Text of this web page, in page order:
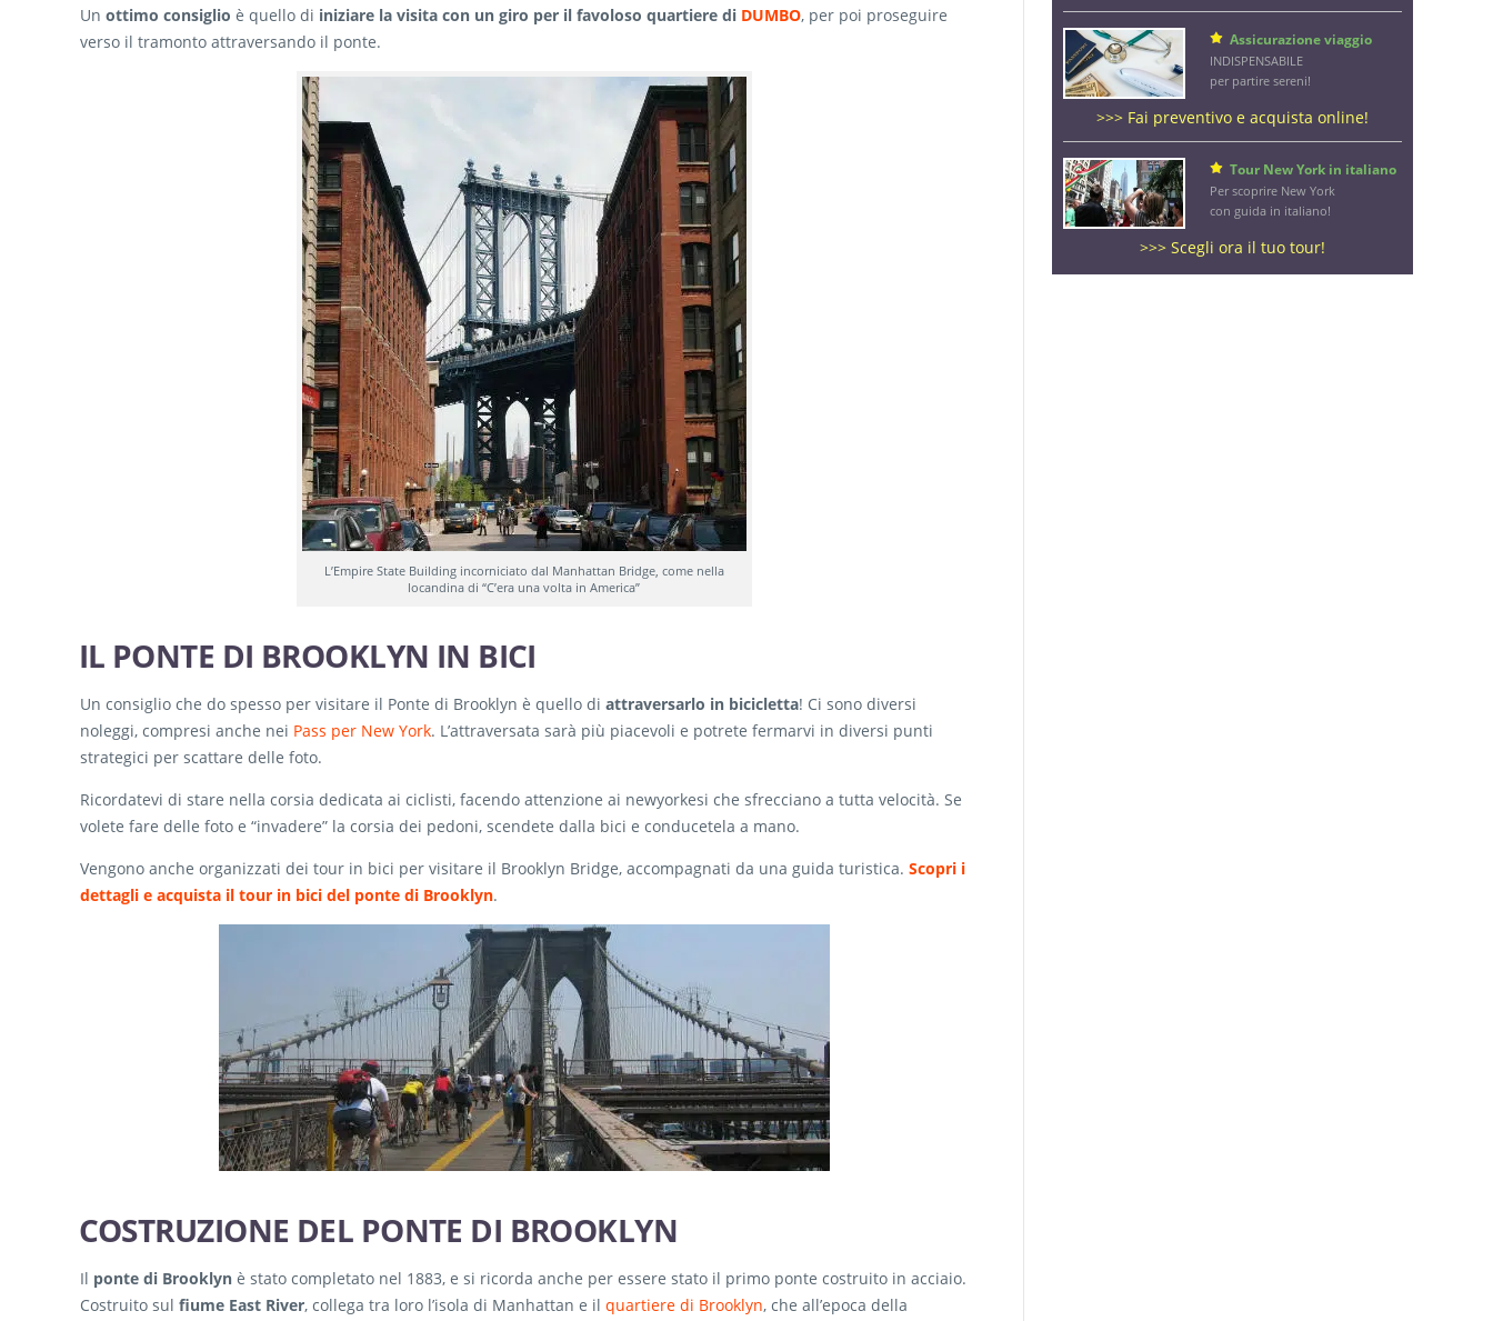
Un ottimo consiglio è quello di iniziare la visita con un giro per il favoloso quartiere di DUMBO, per poi proseguire
verso il tramonto attraversando il ponte.
L’Empire State Building incorniciato dal Manhattan Bridge, come nella
locandina di “C’era una volta in America”
IL PONTE DI BROOKLYN IN BICI
Un consiglio che do spesso per visitare il Ponte di Brooklyn è quello di attraversarlo in bicicletta! Ci sono diversi
noleggi, compresi anche nei Pass per New York. L’attraversata sarà più piacevoli e potrete fermarvi in diversi punti
strategici per scattare delle foto.
Ricordatevi di stare nella corsia dedicata ai ciclisti, facendo attenzione ai newyorkesi che sfrecciano a tutta velocità. Se
volete fare delle foto e “invadere” la corsia dei pedoni, scendete dalla bici e conducetela a mano.
Vengono anche organizzati dei tour in bici per visitare il Brooklyn Bridge, accompagnati da una guida turistica. Scopri i
dettagli e acquista il tour in bici del ponte di Brooklyn.
COSTRUZIONE DEL PONTE DI BROOKLYN
Il ponte di Brooklyn è stato completato nel 1883, e si ricorda anche per essere stato il primo ponte costruito in acciaio.
Costruito sul fiume East River, collega tra loro l’isola di Manhattan e il quartiere di Brooklyn, che all’epoca della
Assicurazione viaggio
INDISPENSABILE
per partire sereni!
>>> Fai preventivo e acquista online!
Tour New York in italiano
Per scoprire New York
con guida in italiano!
>>> Scegli ora il tuo tour!